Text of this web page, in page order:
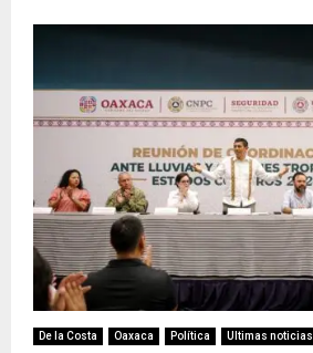
De la Costa Oaxaca Política Ultimas noticias